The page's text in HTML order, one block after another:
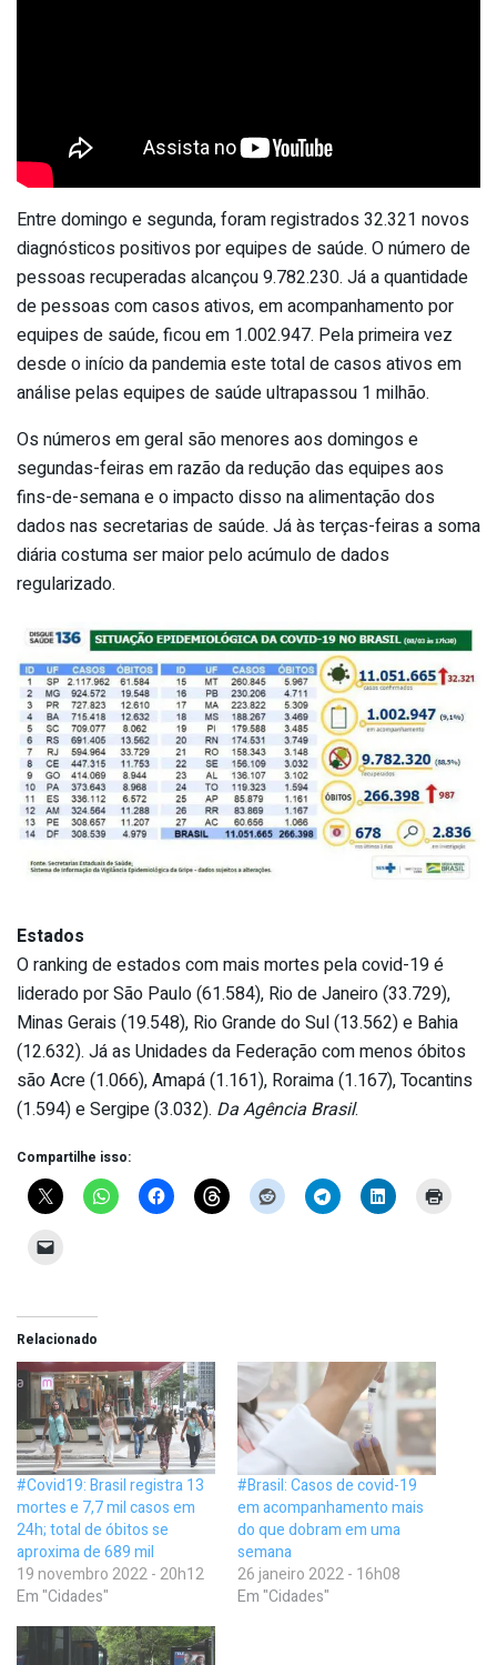
Entre domingo e segunda, foram registrados 32.321 novos
diagnósticos positivos por equipes de saúde. O número de
pessoas recuperadas alcançou 9.782.230. Já a quantidade
de pessoas com casos ativos, em acompanhamento por
equipes de saúde, ficou em 1.002.947. Pela primeira vez
desde o início da pandemia este total de casos ativos em
análise pelas equipes de saúde ultrapassou 1 milhão.
Os números em geral são menores aos domingos e
segundas-feiras em razão da redução das equipes aos
fins-de-semana e o impacto disso na alimentação dos
dados nas secretarias de saúde. Já às terças-feiras a soma
diária costuma ser maior pelo acúmulo de dados
regularizado.
Estados
O ranking de estados com mais mortes pela covid-19 é
liderado por São Paulo (61.584), Rio de Janeiro (33.729),
Minas Gerais (19.548), Rio Grande do Sul (13.562) e Bahia
(12.632). Já as Unidades da Federação com menos óbitos
são Acre (1.066), Amapá (1.161), Roraima (1.167), Tocantins
(1.594) e Sergipe (3.032). Da Agência Brasil.
Compartilhe isso:
Relacionado
#Covid19: Brasil registra 13
mortes e 7,7 mil casos em
24h; total de óbitos se
aproxima de 689 mil
19 novembro 2022 - 20h12
Em "Cidades"
#Brasil: Casos de covid-19
em acompanhamento mais
do que dobram em uma
semana
26 janeiro 2022 - 16h08
Em "Cidades"